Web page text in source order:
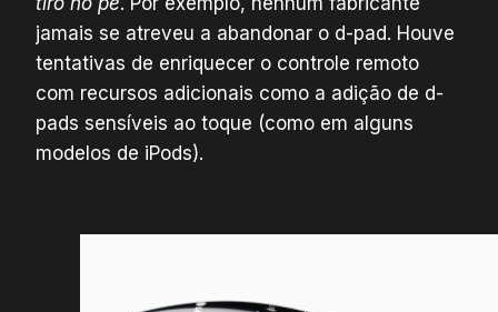
jamais se atreveu a abandonar o d-pad. Houve
tentativas de enriquecer o controle remoto
com recursos adicionais como a adição de d-
pads sensíveis ao toque (como em alguns
modelos de iPods).